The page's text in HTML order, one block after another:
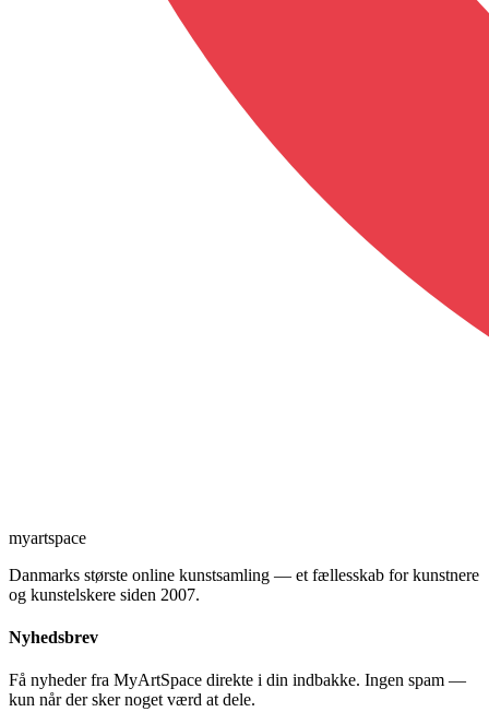
myartspace
Danmarks største online kunstsamling — et fællesskab for kunstnere
og kunstelskere siden 2007.
Nyhedsbrev
Få nyheder fra MyArtSpace direkte i din indbakke. Ingen spam —
kun når der sker noget værd at dele.